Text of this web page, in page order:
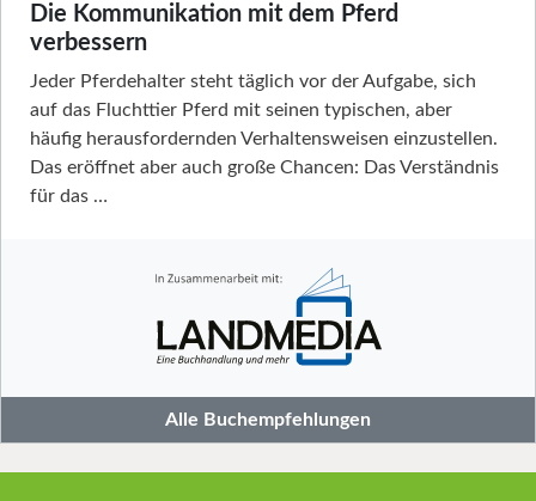
Die Kommunikation mit dem Pferd
verbessern
Jeder Pferdehalter steht täglich vor der Aufgabe, sich
auf das Fluchttier Pferd mit seinen typischen, aber
häufig herausfordernden Verhaltensweisen einzustellen.
Das eröffnet aber auch große Chancen: Das Verständnis
für das …
Alle Buchempfehlungen